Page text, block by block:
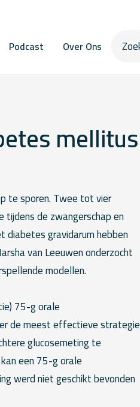
Podcast Over Ons
mellitus
te sporen. Twee tot vier
de zwangerschap en
diabetes gravidarum hebben
van Leeuwen onderzocht
modellen.
75-g orale
de meest effectieve strategie
glucosemeting te
een 75-g orale
werd niet geschikt bevonden